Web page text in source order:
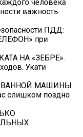
человека
важность
ПДД:
при
НА «ЗЕБРЕ».
Укати
МАШИНЫ
слишком поздно